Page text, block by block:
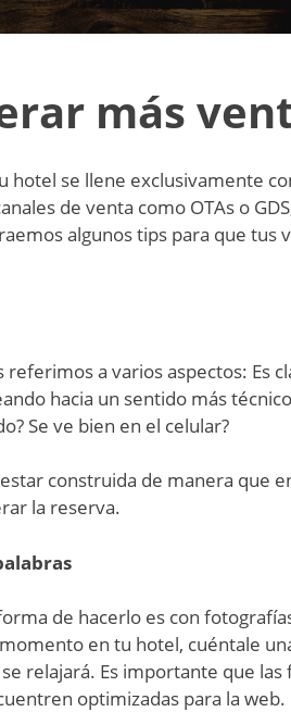
más
hotel se llene exclusivamente
de venta como OTAs o
algunos tips para que tus
a varios aspectos: Es
hacia un sentido más
Se ve bien en el celular?
construida de manera que
la reserva.
de hacerlo es con
en tu hotel, cuéntale
relajará. Es importante que
optimizadas para la web.